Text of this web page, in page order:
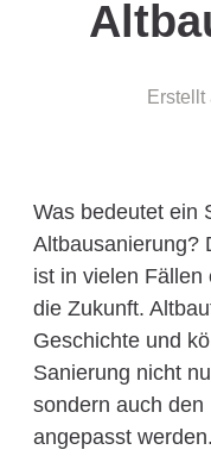
Erstellt
Was bedeutet ein
Altbausanierung?
ist in vielen Fällen
die Zukunft.
Geschichte und
Sanierung nicht
sondern auch
angepasst